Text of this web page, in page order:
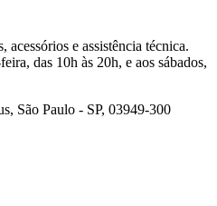
e assistência técnica.
das 10h às 20h, e aos sábados,
São Paulo - SP, 03949-300